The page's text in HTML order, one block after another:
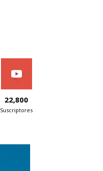
22,800
Suscriptores